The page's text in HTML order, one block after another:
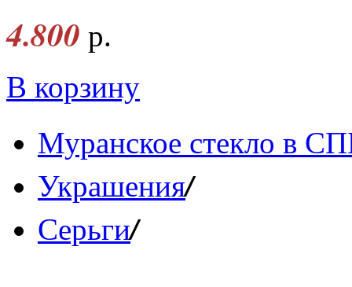
4.800 р.
В корзину
Муранское стекло в
Украшения/
Серьги/